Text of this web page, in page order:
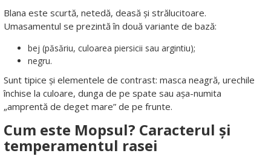
Blana este scurtă, netedă, deasă și strălucitoare.
Umasamentul se prezintă în două variante de bază:
bej (păsăriu, culoarea piersicii sau argintiu);
negru.
Sunt tipice și elementele de contrast: masca neagră, urechile
închise la culoare, dunga de pe spate sau așa-numita
„amprentă de deget mare” de pe frunte.
Cum este Mopsul? Caracterul și
temperamentul rasei